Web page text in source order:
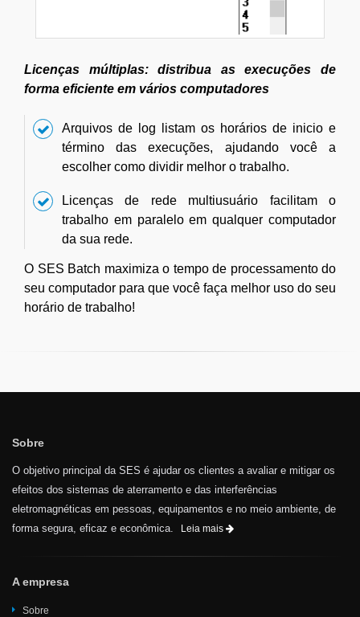
Licenças múltiplas: distribua as execuções de
forma eficiente em vários computadores
Arquivos de log listam os horários de inicio e
término das execuções, ajudando você a
escolher como dividir melhor o trabalho.
Licenças de rede multiusuário facilitam o
trabalho em paralelo em qualquer computador
da sua rede.
O SES Batch maximiza o tempo de processamento do
seu computador para que você faça melhor uso do seu
horário de trabalho!
Sobre
O objetivo principal da SES é ajudar os clientes a avaliar e mitigar os
efeitos dos sistemas de aterramento e das interferências
eletromagnéticas em pessoas, equipamentos e no meio ambiente, de
forma segura, eficaz e econômica.
Leia mais
A empresa
Sobre